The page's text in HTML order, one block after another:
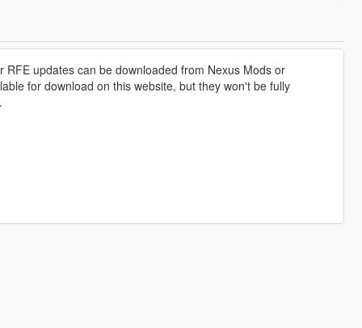
updates can be downloaded from Nexus Mods or
for download on this website, but they won't be fully